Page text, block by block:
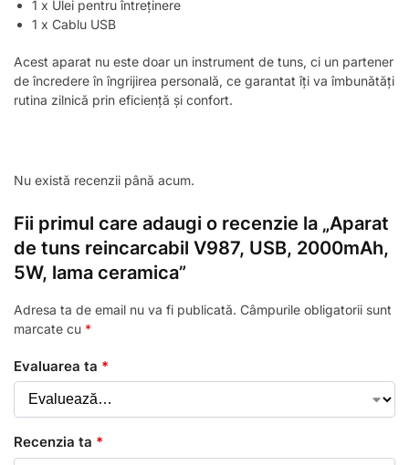
1 x Ulei pentru întreținere
1 x Cablu USB
Acest aparat nu este doar un instrument de tuns, ci un partener
de încredere în îngrijirea personală, ce garantat îți va îmbunătăți
rutina zilnică prin eficiență și confort.
Nu există recenzii până acum.
Fii primul care adaugi o recenzie la „Aparat
de tuns reincarcabil V987, USB, 2000mAh,
5W, lama ceramica”
Adresa ta de email nu va fi publicată. Câmpurile obligatorii sunt
marcate cu *
Evaluarea ta *
Recenzia ta *